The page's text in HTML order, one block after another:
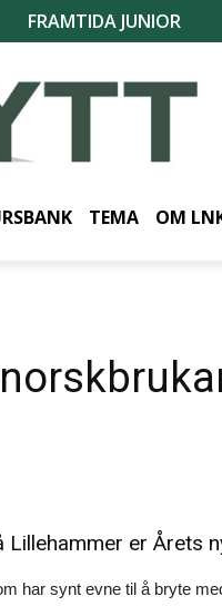
FRAMTIDA JUNIOR
TEMA OM
er Årets
har synt evne til å bryte